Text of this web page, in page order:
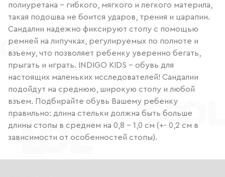
полиуретана – гибкого, мягкого и легкого материла,
такая подошва не боится ударов, трения и царапин.
Сандалии надежно фиксируют стопу с помощью
ремней на липучках, регулируемых по полноте и
взъему, что позволяет ребенку уверенно бегать,
прыгать и играть. INDIGO KIDS – обувь для
настоящих маленьких исследователей! Сандалии
подойдут на среднюю, широкую стопу и любой
взъем. Подбирайте обувь Вашему ребенку
правильно: длина стельки должна быть больше
длины стопы в среднем на 0,8 – 1,0 см (+- 0,2 см в
зависимости от особенностей стопы).